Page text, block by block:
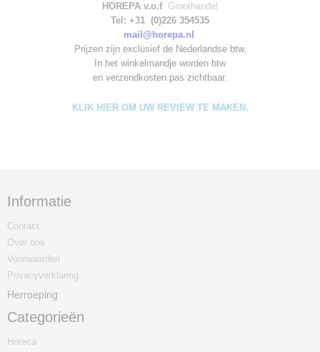
HOREPA v.o.f Groothandel
Tel: +31 (0)226 354535
mail@horepa.nl
Prijzen zijn exclusief de Nederlandse btw.
In het winkelmandje worden btw
en verzendkosten pas zichtbaar.
KLIK HIER OM UW REVIEW TE MAKEN.
Informatie
Contact
Over ons
Voorwaarden
Privacyverklaring
Herroeping
Categorieën
Horeca